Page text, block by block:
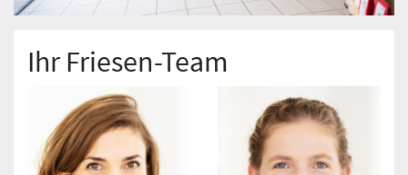
Ihr Friesen-Team